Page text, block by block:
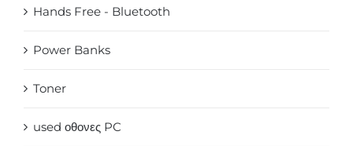
Hands Free - Bluetooth
Power Banks
Toner
used οθονες PC